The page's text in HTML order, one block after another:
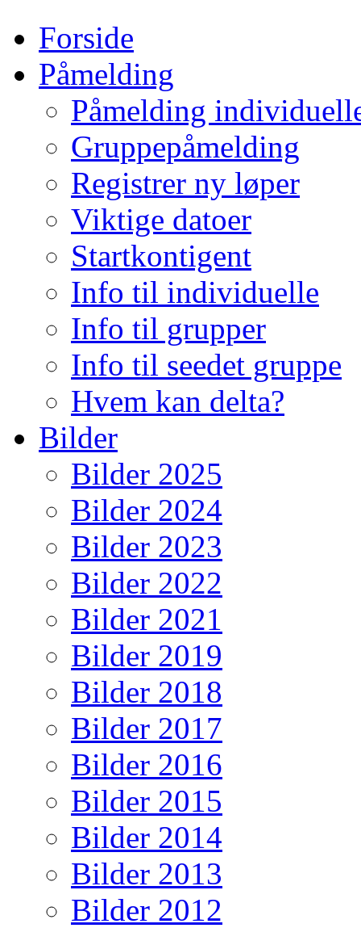
Forside
Påmelding
Påmelding
Gruppepåmelding
Registrer ny løper
Viktige datoer
Startkontigent
Info til individuelle
Info til grupper
Info til seedet gruppe
Hvem kan delta?
Bilder
Bilder 2025
Bilder 2024
Bilder 2023
Bilder 2022
Bilder 2021
Bilder 2019
Bilder 2018
Bilder 2017
Bilder 2016
Bilder 2015
Bilder 2014
Bilder 2013
Bilder 2012